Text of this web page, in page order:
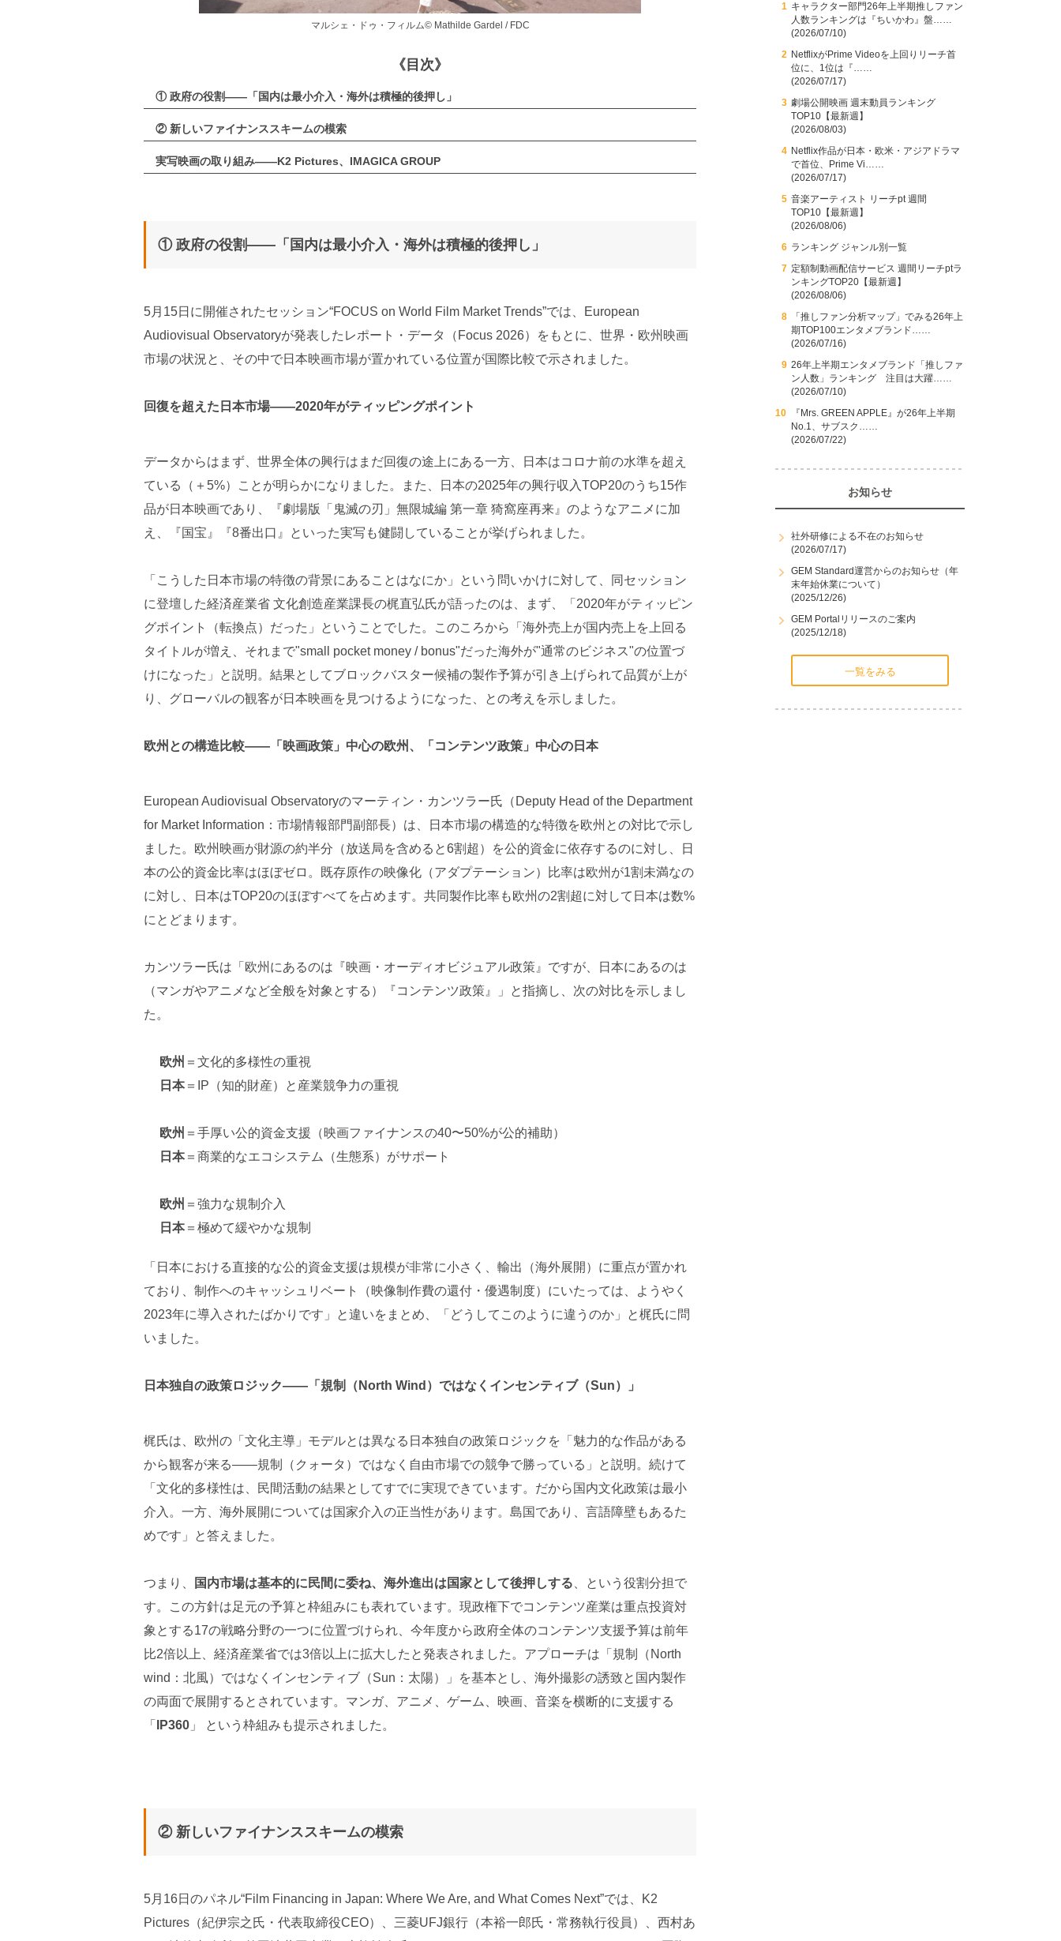
マルシェ・ドゥ・フィルム© Mathilde Gardel / FDC
《目次》
① 政府の役割——「国内は最小介入・海外は積極的後押し」
② 新しいファイナンススキームの模索
実写映画の取り組み——K2 Pictures、IMAGICA GROUP
① 政府の役割——「国内は最小介入・海外は積極的後押し」
5月15日に開催されたセッション“FOCUS on World Film Market Trends”では、European
Audiovisual Observatoryが発表したレポート・データ（Focus 2026）をもとに、世界・欧州映画
市場の状況と、その中で日本映画市場が置かれている位置が国際比較で示されました。
回復を超えた日本市場——2020年がティッピングポイント
データからはまず、世界全体の興行はまだ回復の途上にある一方、日本はコロナ前の水準を超え
ている（＋5%）ことが明らかになりました。また、日本の2025年の興行収入TOP20のうち15作
品が日本映画であり、『劇場版「鬼滅の刃」無限城編 第一章 猗窩座再来』のようなアニメに加
え、『国宝』『8番出口』といった実写も健闘していることが挙げられました。
「こうした日本市場の特徴の背景にあることはなにか」という問いかけに対して、同セッション
に登壇した経済産業省 文化創造産業課長の梶直弘氏が語ったのは、まず、「2020年がティッピン
グポイント（転換点）だった」ということでした。このころから「海外売上が国内売上を上回る
タイトルが増え、それまで"small pocket money / bonus"だった海外が"通常のビジネス"の位置づ
けになった」と説明。結果としてブロックバスター候補の製作予算が引き上げられて品質が上が
り、グローバルの観客が日本映画を見つけるようになった、との考えを示しました。
欧州との構造比較——「映画政策」中心の欧州、「コンテンツ政策」中心の日本
European Audiovisual Observatoryのマーティン・カンツラー氏（Deputy Head of the Department
for Market Information：市場情報部門副部長）は、日本市場の構造的な特徴を欧州との対比で示し
ました。欧州映画が財源の約半分（放送局を含めると6割超）を公的資金に依存するのに対し、日
本の公的資金比率はほぼゼロ。既存原作の映像化（アダプテーション）比率は欧州が1割未満なの
に対し、日本はTOP20のほぼすべてを占めます。共同製作比率も欧州の2割超に対して日本は数%
にとどまります。
カンツラー氏は「欧州にあるのは『映画・オーディオビジュアル政策』ですが、日本にあるのは
（マンガやアニメなど全般を対象とする）『コンテンツ政策』」と指摘し、次の対比を示しまし
た。
欧州 ＝文化的多様性の重視
日本＝IP（知的財産）と産業競争力の重視
欧州 ＝手厚い公的資金支援（映画ファイナンスの40〜50%が公的補助）
日本＝商業的なエコシステム（生態系）がサポート
欧州 ＝強力な規制介入
日本＝極めて緩やかな規制
「日本における直接的な公的資金支援は規模が非常に小さく、輸出（海外展開）に重点が置かれ
ており、制作へのキャッシュリベート（映像制作費の還付・優遇制度）にいたっては、ようやく
2023年に導入されたばかりです」と違いをまとめ、「どうしてこのように違うのか」と梶氏に問
いました。
日本独自の政策ロジック——「規制（North Wind）ではなくインセンティブ（Sun）」
梶氏は、欧州の「文化主導」モデルとは異なる日本独自の政策ロジックを「魅力的な作品がある
から観客が来る——規制（クォータ）ではなく自由市場での競争で勝っている」と説明。続けて
「文化的多様性は、民間活動の結果としてすでに実現できています。だから国内文化政策は最小
介入。一方、海外展開については国家介入の正当性があります。島国であり、言語障壁もあるた
めです」と答えました。
つまり、 国内市場は基本的に民間に委ね、海外進出は国家として後押しする 、という役割分担で
す。この方針は足元の予算と枠組みにも表れています。現政権下でコンテンツ産業は重点投資対
象とする17の戦略分野の一つに位置づけられ、今年度から政府全体のコンテンツ支援予算は前年
比2倍以上、経済産業省では3倍以上に拡大したと発表されました。アプローチは「規制（North
wind：北風）ではなくインセンティブ（Sun：太陽）」を基本とし、海外撮影の誘致と国内製作
の両面で展開するとされています。マンガ、アニメ、ゲーム、映画、音楽を横断的に支援する
「
IP360 」 という枠組みも提示されました。
② 新しいファイナンススキームの模索
5月16日のパネル“Film Financing in Japan: Where We Are, and What Comes Next”では、K2
Pictures（紀伊宗之氏・代表取締役CEO）、三菱UFJ銀行（本裕一郎氏・常務執行役員）、西村あ
キャラクター部門26年上半期推しファン
人数ランキングは『ちいかわ』盤……
(2026/07/10)
NetflixがPrime Videoを上回りリーチ首
位に、1位は『……
(2026/07/17)
劇場公開映画 週末動員ランキング
TOP10【最新週】
(2026/08/03)
Netflix作品が日本・欧米・アジアドラマ
で首位、Prime Vi……
(2026/07/17)
音楽アーティスト リーチpt 週間
TOP10【最新週】
(2026/08/06)
ランキング ジャンル別一覧
定額制動画配信サービス 週間リーチptラ
ンキングTOP20【最新週】
(2026/08/06)
「推しファン分析マップ」でみる26年上
期TOP100エンタメブランド……
(2026/07/16)
26年上半期エンタメブランド「推しファ
ン人数」ランキング 注目は大躍……
(2026/07/10)
『Mrs. GREEN APPLE』が26年上半期
No.1、サブスク……
(2026/07/22)
お知らせ
社外研修による不在のお知らせ
(2026/07/17)
GEM Standard運営からのお知らせ（年
末年始休業について）
(2025/12/26)
GEM Portalリリースのご案内
(2025/12/18)
一覧をみる